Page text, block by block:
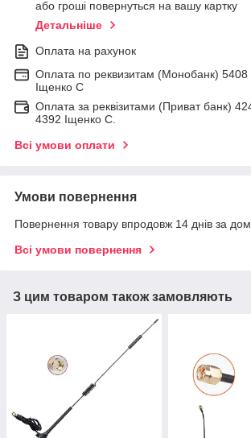
або гроші повернуться на вашу картку
Детальніше
Оплата на рахунок
Оплата по реквизитам (Монобанк)
Іщенко С
Оплата за реквізитами (Приват банк)
4392 Іщенко С.
Всі умови оплати
Умови повернення
Повернення товару впродовж 14 днів за
Всі умови повернення
З цим товаром також замовляють